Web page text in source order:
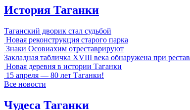
История Таганки
Таганский дворик стал судьбой
Новая реконструкция старого парка
Знаки Осовиахим отреставрируют
Закладная табличка XVIII века обнаружена при
Новая деревня в истории Таганки
15 апреля — 80 лет Таганки!
Все новости
Чудеса Таганки